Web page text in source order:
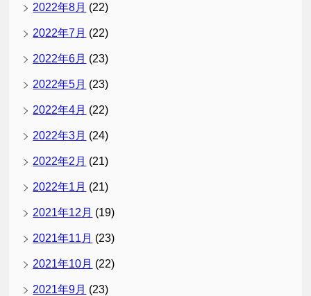
2022年8月 (22)
2022年7月 (22)
2022年6月 (23)
2022年5月 (23)
2022年4月 (22)
2022年3月 (24)
2022年2月 (21)
2022年1月 (21)
2021年12月 (19)
2021年11月 (23)
2021年10月 (22)
2021年9月 (23)